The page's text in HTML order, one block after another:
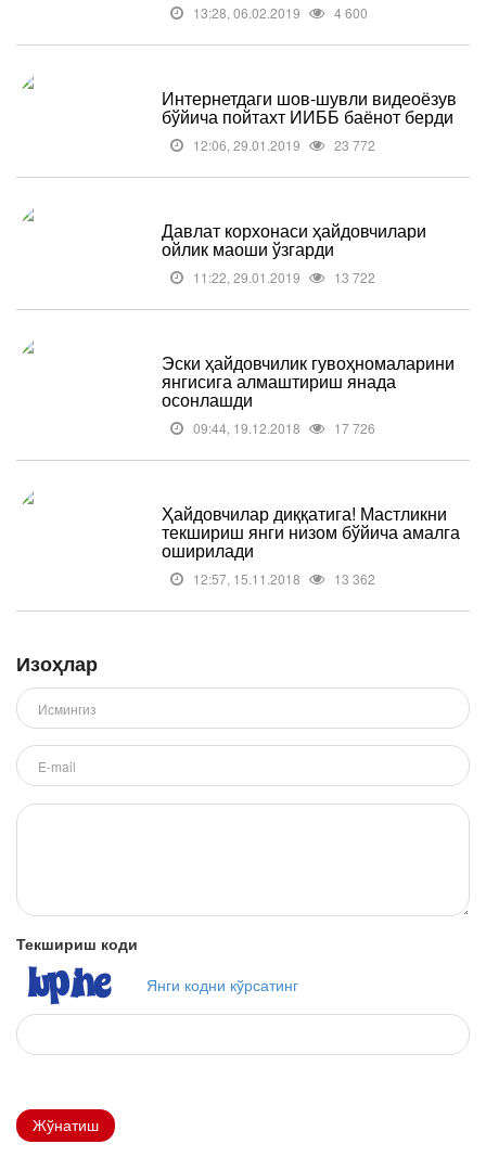
13:28, 06.02.2019 4 600
Интернетдаги шов-шувли видеоёзув
бўйича пойтахт ИИББ баёнот берди
12:06, 29.01.2019 23 772
Давлат корхонаси ҳайдовчилари
ойлик маоши ўзгарди
11:22, 29.01.2019 13 722
Эски ҳайдовчилик гувоҳномаларини
янгисига алмаштириш янада
осонлашди
09:44, 19.12.2018 17 726
Ҳайдовчилар диққатига! Мастликни
текшириш янги низом бўйича амалга
оширилади
12:57, 15.11.2018 13 362
Изоҳлар
Текшириш коди
Янги кодни кўрсатинг
Жўнатиш